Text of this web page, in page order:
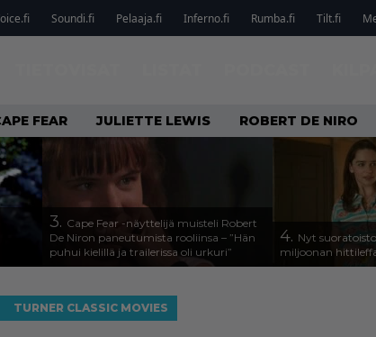
Soundi.fi Pelaaja.fi Inferno.fi Rumba.fi Tilt.fi
FEAR JULIETTE LEWIS ROBERT DE NIRO
3. Cape Fear -näyttelijä muisteli Robert
De Niron paneutumista rooliinsa – ”Hän
puhui kielillä ja trailerissa oli urkuri”
4. Nyt
miljoonan
TURNER CLASSIC MOVIES